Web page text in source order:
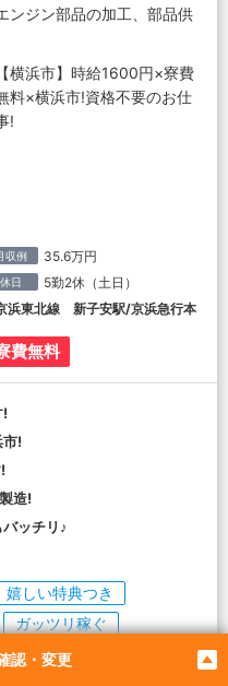
認・変更
ンジン部品の加工、部品供
【横浜市】時給1600円×寮費
料×横浜市!資格不要のお仕
!
収例 35.6万円
休日 5勤2休（土日）
浜東北線 新子安駅/京浜急行本
費無料
!
!
造!
ッチリ♪
嬉しい特典つき
ガッツリ稼ぐ
食堂あり